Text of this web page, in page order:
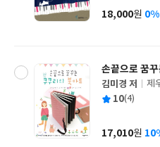
사
가
18,000원 0%
손끝으로 꿈
글
쓴
김미경 저
출
사
제
평 10(4)
가
17,010원